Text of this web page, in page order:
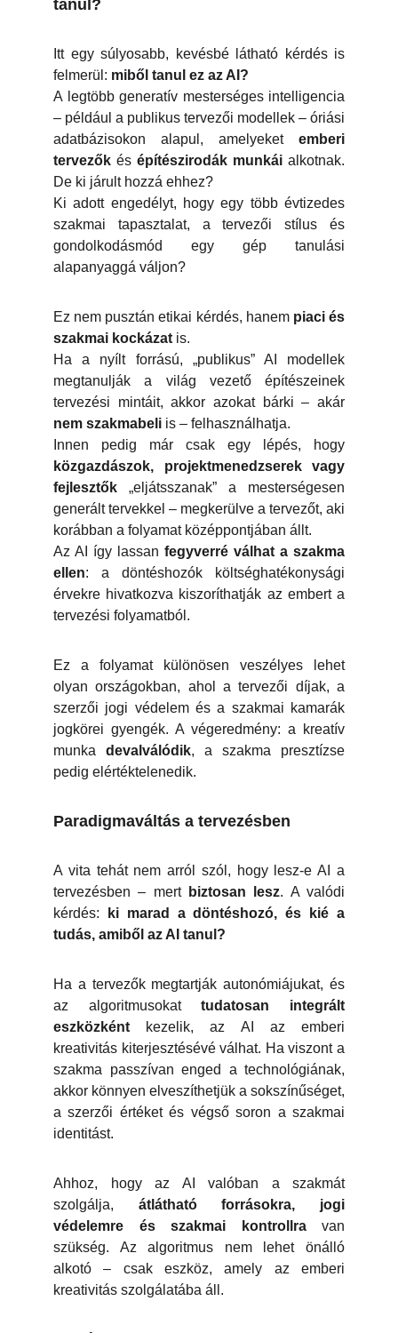
tanul?
Itt egy súlyosabb, kevésbé látható kérdés is
felmerül: miből tanul ez az AI?
A legtöbb generatív mesterséges intelligencia
– például a publikus tervezői modellek – óriási
adatbázisokon alapul, amelyeket emberi
tervezők és építészirodák munkái alkotnak.
De ki járult hozzá ehhez?
Ki adott engedélyt, hogy egy több évtizedes
szakmai tapasztalat, a tervezői stílus és
gondolkodásmód egy gép tanulási
alapanyaggá váljon?
Ez nem pusztán etikai kérdés, hanem piaci és
szakmai kockázat is.
Ha a nyílt forrású, „publikus” AI modellek
megtanulják a világ vezető építészeinek
tervezési mintáit, akkor azokat bárki – akár
nem szakmabeli is – felhasználhatja.
Innen pedig már csak egy lépés, hogy
közgazdászok, projektmenedzserek vagy
fejlesztők „eljátsszanak” a mesterségesen
generált tervekkel – megkerülve a tervezőt, aki
korábban a folyamat középpontjában állt.
Az AI így lassan fegyverré válhat a szakma
ellen: a döntéshozók költséghatékonysági
érvekre hivatkozva kiszoríthatják az embert a
tervezési folyamatból.
Ez a folyamat különösen veszélyes lehet
olyan országokban, ahol a tervezői díjak, a
szerzői jogi védelem és a szakmai kamarák
jogkörei gyengék. A végeredmény: a kreatív
munka devalválódik, a szakma presztízse
pedig elértéktelenedik.
Paradigmaváltás a tervezésben
A vita tehát nem arról szól, hogy lesz-e AI a
tervezésben – mert biztosan lesz. A valódi
kérdés:
ki marad a döntéshozó, és kié a
tudás, amiből az AI tanul?
Ha a tervezők megtartják autonómiájukat, és
az algoritmusokattudatosan integrált
eszközként kezelik, az AI az emberi
kreativitás kiterjesztésévé válhat. Ha viszont a
szakma passzívan enged a technológiának,
akkor könnyen elveszíthetjük a sokszínűséget,
a szerzői értéket és végső soron a szakmai
identitást.
Ahhoz, hogy az AI valóban a szakmát
szolgálja, átlátható forrásokra, jogi
védelemre és szakmai kontrollravan
szükség. Az algoritmus nem lehet önálló
alkotó – csak eszköz, amely az emberi
kreativitás szolgálatába áll.